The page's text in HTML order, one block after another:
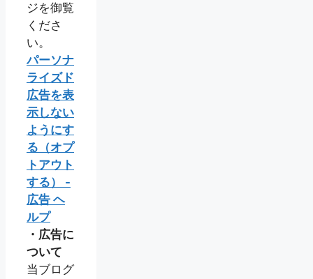
ジを御覧
くださ
い。
パーソナ
ライズド
広告を表
示しない
ようにす
る（オプ
トアウト
する） -
広告 ヘ
ルプ
・広告に
ついて
当ブログ